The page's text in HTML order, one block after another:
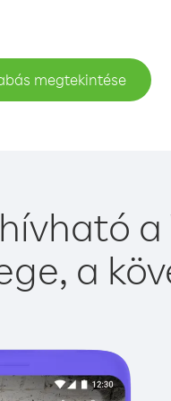
megtekintése
a